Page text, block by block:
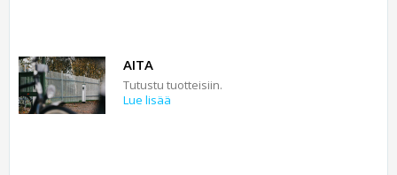
AITA
Tutustu tuotteisiin.
Lue lisää